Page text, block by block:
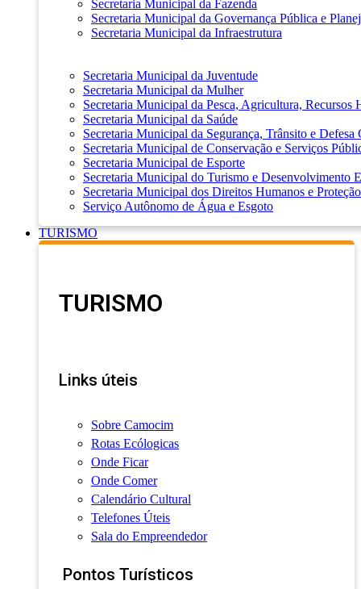
Secretaria Municipal da Fazenda
Secretaria Municipal da Governança Pública e
Secretaria Municipal da Infraestrutura
Secretaria Municipal da Juventude
Secretaria Municipal da Mulher
Secretaria Municipal da Pesca, Agricultura, Recursos
Secretaria Municipal da Saúde
Secretaria Municipal da Segurança, Trânsito e Defesa
Secretaria Municipal de Conservação e Serviços
Secretaria Municipal de Esporte
Secretaria Municipal do Turismo e Desenvolvimento
Secretaria Municipal dos Direitos Humanos e
Serviço Autônomo de Água e Esgoto
TURISMO
TURISMO
Links úteis
Sobre Camocim
Rotas Ecólogicas
Onde Ficar
Onde Comer
Calendário Cultural
Telefones Úteis
Sala do Empreendedor
Pontos Turísticos